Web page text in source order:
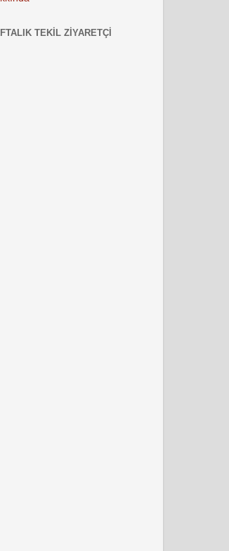
TEKIL ZIYARETÇI